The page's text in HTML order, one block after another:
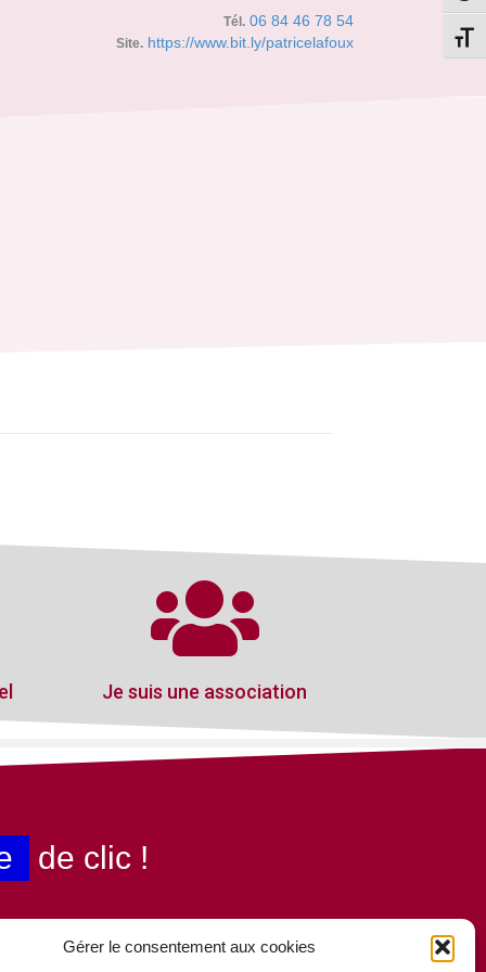
Gérer le consentement aux cookies
Tél. 06 84 46 78 54
Site. https://www.bit.ly/patricelafoux
Je suis une association
de clic !